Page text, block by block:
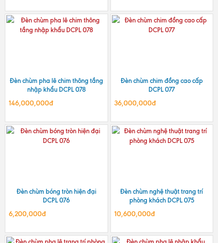
Đèn chùm pha lê chim thông tầng
nhập khẩu DCPL 078
146,000,000đ
Đèn chùm chim đồng cao cấp
DCPL 077
36,000,000đ
Đèn chùm bóng tròn hiện đại
DCPL 076
6,200,000đ
Đèn chùm nghệ thuật trang trí
phòng khách DCPL 075
10,600,000đ